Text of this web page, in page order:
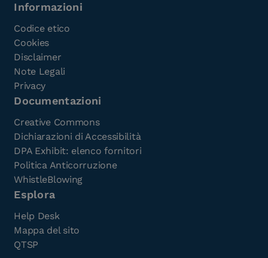
Informazioni
Codice etico
Cookies
Disclaimer
Note Legali
Privacy
Documentazioni
Creative Commons
Dichiarazioni di Accessibilità
DPA Exhibit: elenco fornitori
Politica Anticorruzione
WhistleBlowing
Esplora
Help Desk
Mappa del sito
QTSP